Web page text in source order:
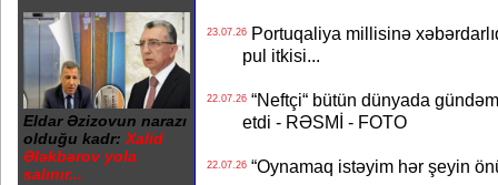
Eldar Əzizovun narazı
olduğu kadr: Xalid
Ələkbərov yola
salınır...
23.07.26Portuqaliya millisinə
pul itkisi...
22.07.26“Neftçi“ bütün dünyada
etdi - RƏSMİ - FOTO
22.07.26“Oynamaq istəyim hər şeyin